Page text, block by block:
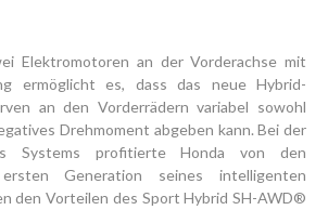
Elektromotoren an der Vorderachse mit
ermöglicht es, dass das neue Hybrid-
an den Vorderrädern variabel sowohl
Drehmoment abgeben kann. Bei der
Systems profitierte Honda von den
Generation seines intelligenten
den Vorteilen des Sport Hybrid SH-AWD®